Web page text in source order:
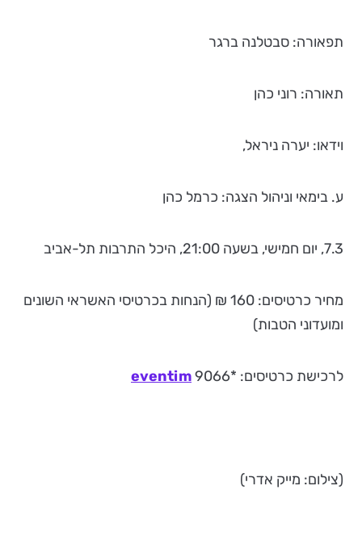
תפאורה: סבטלנה ברגר
תאורה: רוני כהן
וידאו: יערה ניראל,
ע. בימאי וניהול הצגה: כרמל כהן
7.3, יום חמישי, בשעה 21:00, היכל התרבות תל-אביב
מחיר כרטיסים: 160 ₪ (הנחות בכרטיסי האשראי השונים
ומועדוני הטבות)
לרכישת כרטיסים: *9066 eventim
(צילום: מייק אדרי)